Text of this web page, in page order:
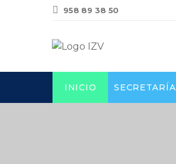
958 89 38 50
INICIO SECRETARÍA